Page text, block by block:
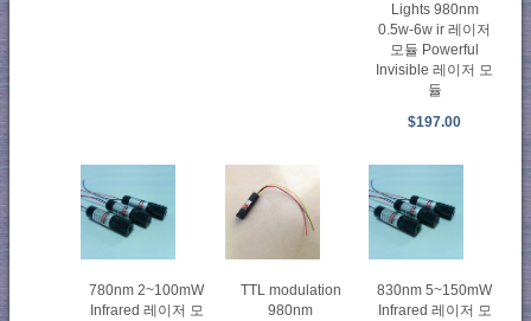
Lights 980nm
0.5w-6w ir 레이저
모듈 Powerful
Invisible 레이저 모
듈
$197.00
780nm 2~100mW
Infrared 레이저 모
TTL modulation
980nm
830nm 5~150mW
Infrared 레이저 모